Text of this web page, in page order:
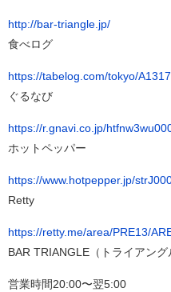
http://bar-triangle.jp/
食べログ
https://tabelog.com/tokyo/
ぐるなび
https://r.gnavi.co.jp/
ホットペッパー
https://www.hotpepper.jp/
Retty
https://retty.me/area/PRE13/
BAR TRIANGLE（トライアング
営業時間20:00〜翌5:00